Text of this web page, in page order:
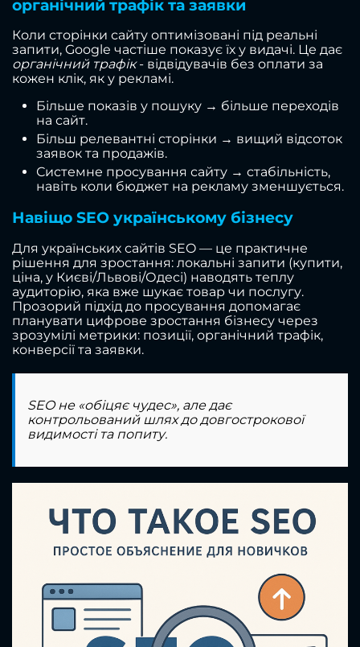
органічний трафік та заявки
Коли сторінки сайту оптимізовані під реальні
запити, Google частіше показує їх у видачі. Це дає
органічний трафік- відвідувачів без оплати за
кожен клік, як у рекламі.
Більше показів у пошуку → більше переходів
на сайт.
Більш релевантні сторінки → вищий відсоток
заявок та продажів.
Системне просування сайту → стабільність,
навіть коли бюджет на рекламу зменшується.
Навіщо SEO українському бізнесу
Для українських сайтів SEO — це практичне
рішення для зростання: локальні запити (купити,
ціна, у Києві/Львові/Одесі) наводять теплу
аудиторію, яка вже шукає товар чи послугу.
Прозорий підхід до просування допомагає
планувати цифрове зростання бізнесу через
зрозумілі метрики: позиції, органічний трафік,
конверсії та заявки.
SEO не «обіцяє чудес», але дає
контрольований шлях до довгострокової
видимості та попиту.